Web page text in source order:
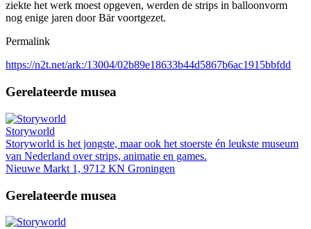
ziekte het werk moest opgeven, werden de strips in balloonvorm
nog enige jaren door Bär voortgezet.
Permalink
https://n2t.net/ark:/13004/02b89e18633b44d5867b6ac1915bbfdd
Gerelateerde musea
Storyworld
Storyworld is het jongste, maar ook het stoerste én leukste museum
van Nederland over strips, animatie en games.
Nieuwe Markt 1, 9712 KN Groningen
Gerelateerde musea